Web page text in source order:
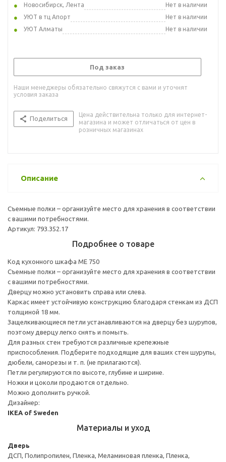
Новосибирск, Лента
Нет в наличии
УЮТ в тц Апорт
Нет в наличии
УЮТ Алматы
Нет в наличии
Под заказ
Наши менеджеры обязательно свяжутся с вами и уточнят
условия заказа
Поделиться
Цена действительна только для интернет-
магазина и может отличаться от цен в
розничных магазинах
Описание
Съемные полки – организуйте место для хранения в соответствии
с вашими потребностями.
Артикул: 793.352.17
Подробнее о товаре
Код кухонного шкафа ME 750
Съемные полки – организуйте место для хранения в соответствии
с вашими потребностями.
Дверцу можно установить справа или слева.
Каркас имеет устойчивую конструкцию благодаря стенкам из ДСП
толщиной 18 мм.
Защелкивающиеся петли устанавливаются на дверцу без шурупов,
поэтому дверцу легко снять и помыть.
Для разных стен требуются различные крепежные
приспособления. Подберите подходящие для ваших стен шурупы,
дюбели, саморезы и т. п. (не прилагаются).
Петли регулируются по высоте, глубине и ширине.
Ножки и цоколи продаются отдельно.
Можно дополнить ручкой.
Дизайнер:
IKEA of Sweden
Материалы и уход
Дверь
ДСП, Полипропилен, Пленка, Меламиновая пленка, Пленка,